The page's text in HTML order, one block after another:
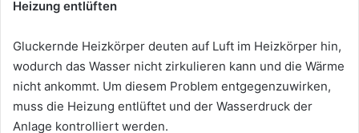
Heizung entlüften
Gluckernde Heizkörper deuten auf Luft im Heizkörper hin,
wodurch das Wasser nicht zirkulieren kann und die Wärme
nicht ankommt. Um diesem Problem entgegenzuwirken,
muss die Heizung entlüftet und der Wasserdruck der
Anlage kontrolliert werden.